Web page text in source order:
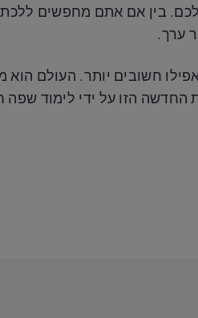
לעשות פלאים לקריירה שלכם. בין אם
ערך.
בשנת 2026, הם יכולים להיות אפילו
הזו על ידי לימוד שפה